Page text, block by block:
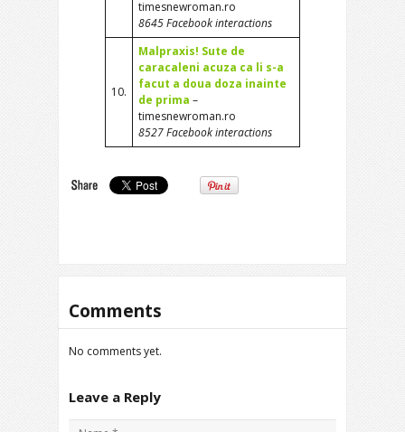
timesnewroman.ro
8645 Facebook interactions
10.
Malpraxis! Sute de
caracaleni acuza ca li s-a
facut a doua doza inainte
de prima –
timesnewroman.ro
8527 Facebook interactions
Comments
No comments yet.
Leave a Reply